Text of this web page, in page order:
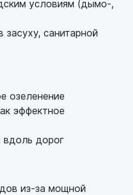
условиям (дымо-,
засуху, санитарной
озеленение
эффектное
дорог
из-за мощной